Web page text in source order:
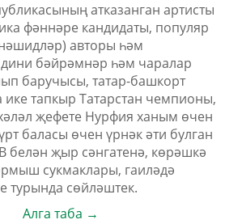
атказанган артисты
фәннәре кандидаты, популяр
авторы һәм
бәйрәмнәр һәм чаралар
баручысы, татар-башкорт
тапкыр Татарстан чемпионы,
җефете Нурфия ханым өчен
баласы өчен үрнәк әти булган
белән җыр сәнгатенә, көрәшкә
сукмаклары, гаиләдә
турында сөйләштек.
Алга таба →